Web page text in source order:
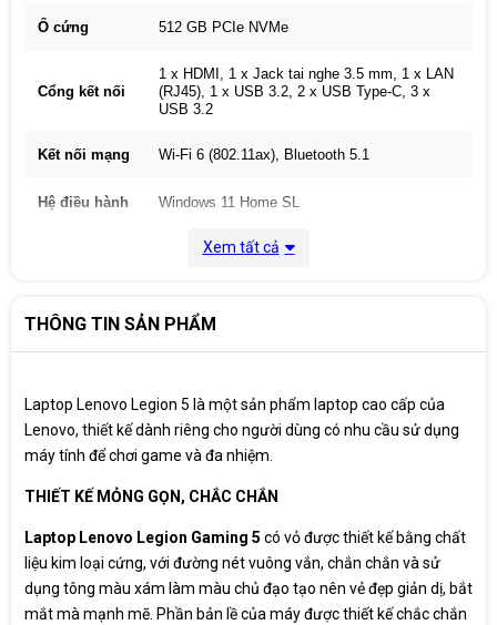
Ổ cứng 512 GB PCIe NVMe
Cổng kết nối
1 x HDMI, 1 x Jack tai nghe 3.5 mm, 1 x LAN
(RJ45), 1 x USB 3.2, 2 x USB Type-C, 3 x
USB 3.2
Kết nối mạng Wi-Fi 6 (802.11ax), Bluetooth 5.1
Hệ điều hành Windows 11 Home SL
4 Cell 60 WHr
Xuất xứ Trung Quốc
Bảo hành 12 tháng
Xem tất cả
THÔNG TIN SẢN PHẨM
Laptop Lenovo Legion 5 là một sản phẩm laptop cao cấp của
Lenovo, thiết kế dành riêng cho người dùng có nhu cầu sử dụng
máy tính để chơi game và đa nhiệm.
THIẾT KẾ MỎNG GỌN, CHẮC CHẮN
Laptop Lenovo Legion Gaming 5 có vỏ được thiết kế bằng chất
liệu kim loại cứng, với đường nét vuông vắn, chắn chắn và sử
dụng tông màu xám làm màu chủ đạo tạo nên vẻ đẹp giản dị, bắt
mắt mà mạnh mẽ. Phần bản lề của máy được thiết kế chắc chắn